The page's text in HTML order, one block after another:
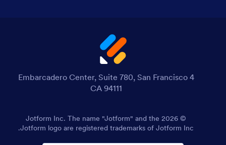
4 Embarcadero Center, Suite 780, San Francisco
CA 94111
© 2026 Jotform Inc. The name "Jotform" and the
Jotform logo are registered trademarks of Jotform Inc.